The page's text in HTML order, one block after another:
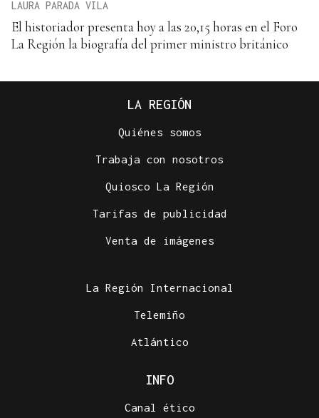
LAURA PARADA VILA
El historiador presenta hoy a las 20,15 horas en el Foro
La Región la biografía del primer ministro británico
LA REGIÓN
Quiénes somos
Trabaja con nosotros
Quiosco La Región
Tarifas de publicidad
Venta de imágenes
La Región Internacional
Telemiño
Atlántico
INFO
Canal ético